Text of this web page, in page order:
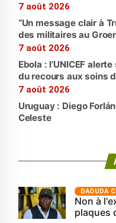
7 août 2026
“Un message clair à
des militaires au
7 août 2026
Ebola : l’UNICEF
du recours aux soins
7 août 2026
Uruguay : Diego
Celeste
‎DAOUDA
Non à
plaques